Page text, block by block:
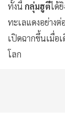
ทั้งนี้ กลุ่มฮูตีได้
ทะเลแดงอย่าง
เปิดฉากขึ้นเมื่อ
โลก